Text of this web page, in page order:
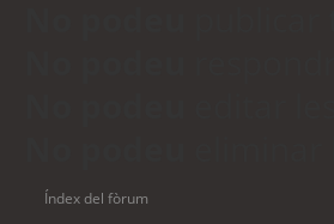
Índex del fòrum